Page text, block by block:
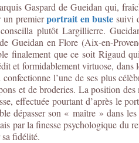
Gaspard de Gueidan qui,
un premierportrait en buste suivi
plutôt Largillierre.
Gueidan en Flore (Aix-en-
finalement que ce soit Rigaud
et formidablement virtuose,
l’une de ses plus
et de broderies. La position
effectuée pourtant d’après le
dépasser son « maître » dans
par la finesse psychologique du
fidélité.